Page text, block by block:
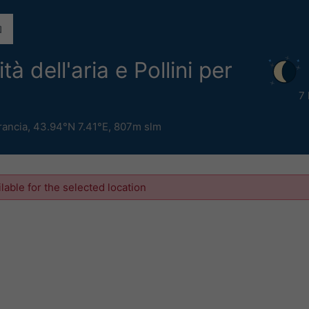
dell'aria e Pollini per
, 43.94°N 7.41°E, 807m slm
7
for the selected location